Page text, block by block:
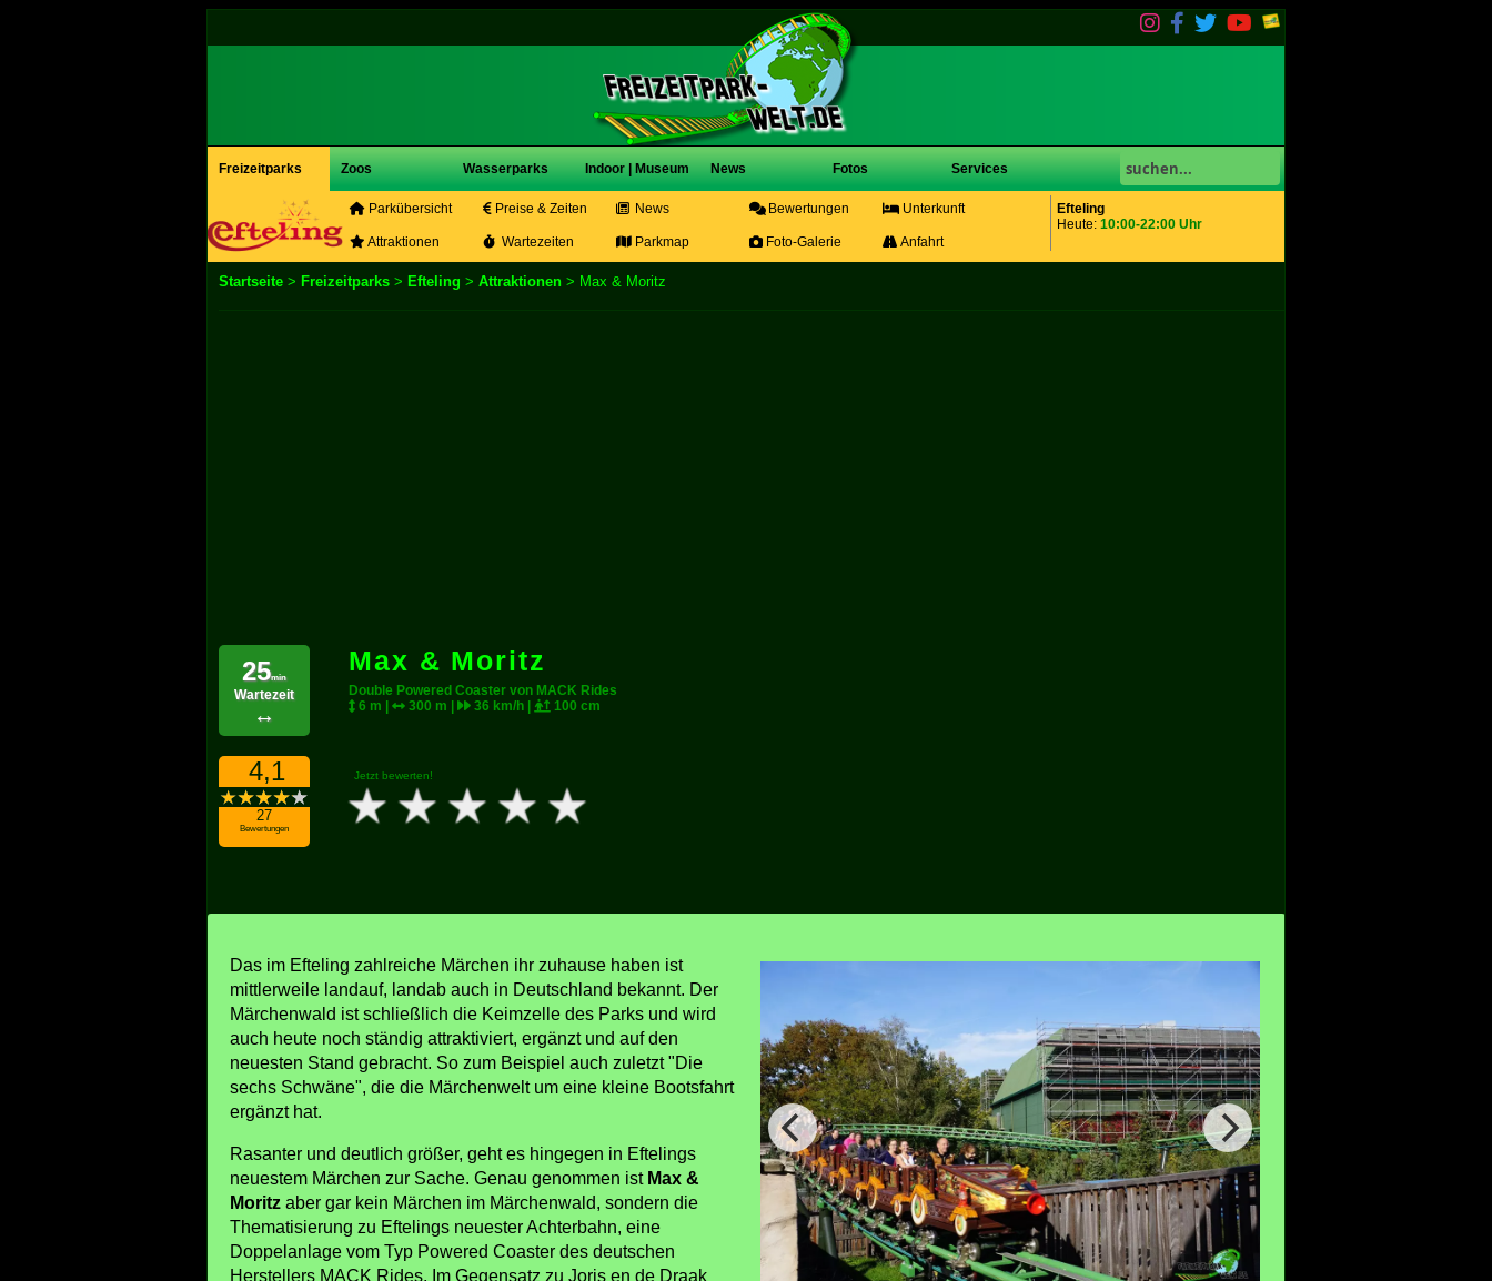
Freizeitparks Zoos Wasserparks Indoor | Museum News Fotos Services
Efteling
Heute: 10:00-22:00 Uhr
Parkübersicht Preise & Zeiten News Bewertungen Unterkunft
Attraktionen Wartezeiten Parkmap Foto-Galerie Anfahrt
Startseite > Freizeitparks > Efteling > Attraktionen > Max & Moritz
25min
Wartezeit
↔
Max & Moritz
Double Powered Coaster von MACK Rides
6 m |
300 m | 36 km/h | 100 cm
4,1
27
Bewertungen
Jetzt bewerten!
Das im Efteling zahlreiche Märchen ihr zuhause haben ist
mittlerweile landauf, landab auch in Deutschland bekannt. Der
Märchenwald ist schließlich die Keimzelle des Parks und wird
auch heute noch ständig attraktiviert, ergänzt und auf den
neuesten Stand gebracht. So zum Beispiel auch zuletzt "Die
sechs Schwäne", die die Märchenwelt um eine kleine Bootsfahrt
ergänzt hat.
Rasanter und deutlich größer, geht es hingegen in Eftelings
neuestem Märchen zur Sache. Genau genommen ist Max &
Moritz aber gar kein Märchen im Märchenwald, sondern die
Thematisierung zu Eftelings neuester Achterbahn, eine
Doppelanlage vom Typ Powered Coaster des deutschen
Herstellers MACK Rides. Im Gegensatz zu Joris en de Draak